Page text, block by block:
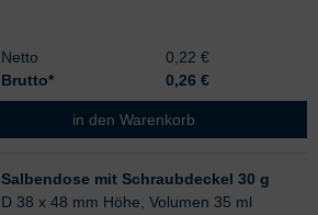
Netto
0,22 €
Brutto*
0,26 €
Salbendose mit Schraubdeckel 20
in den Warenkorb
Salbendose mit Schraubdeckel 30 g
D 38 x 48 mm Höhe, Volumen 35 ml